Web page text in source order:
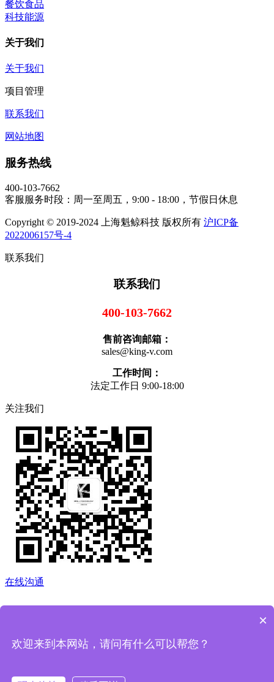
餐饮食品
科技能源
关于我们
关于我们
项目管理
联系我们
网站地图
服务热线
400-103-7662
客服服务时段：周一至周五，9:00 - 18:00，节假日休息
Copyright © 2019-2024 上海魁鲸科技 版权所有 沪ICP备
2022006157号-4
联系我们
联系我们
400-103-7662
售前咨询邮箱：
sales@king-v.com
工作时间：
法定工作日 9:00-18:00
关注我们
在线沟通
×
欢迎来到本网站，请问有什么可以帮您？